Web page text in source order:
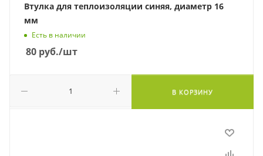
Втулка для теплоизоляции синяя, диаметр 16
мм
Есть в наличии
80 руб./шт
В КОРЗИНУ